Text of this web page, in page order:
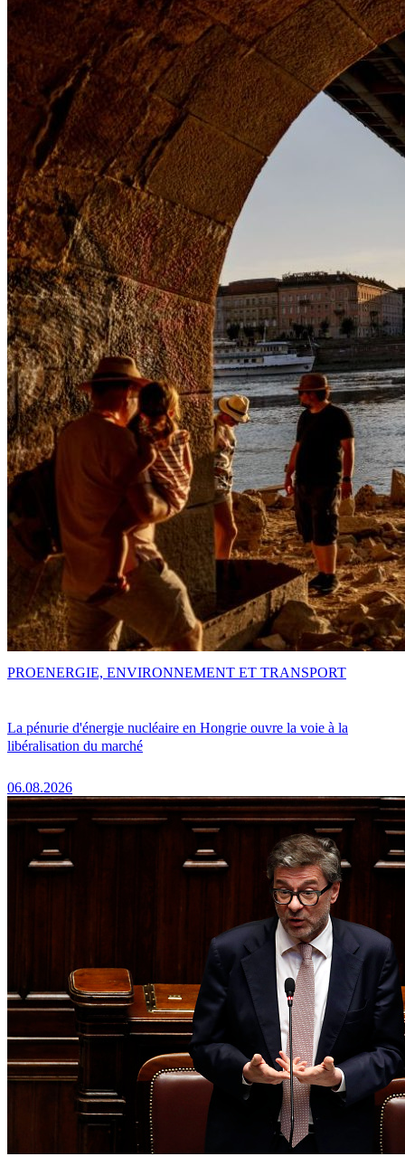
La pénurie d'énergie nucléaire en Hongrie ouvre la voie à la
libéralisation du marché
06.08.2026
PROENERGIE, ENVIRONNEMENT ET TRANSPORT